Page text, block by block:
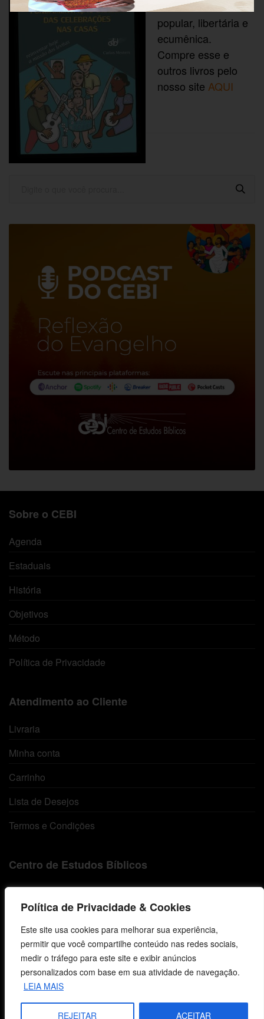
Política de Privacidade & Cookies
Este site usa cookies para melhorar sua experiência,
permitir que você compartilhe conteúdo nas redes sociais,
medir o tráfego para este site e exibir anúncios
personalizados com base em sua atividade de navegação.
LEIA MAIS
REJEITAR ACEITAR
Literatura
popular, libertária e
ecumênica.
Compre esse e
outros livros pelo
nosso siteAQUI
Sobre o CEBI
Agenda
Estaduais
História
Objetivos
Método
Política de Privacidade
Atendimento ao Cliente
Livraria
Minha conta
Carrinho
Lista de Desejos
Termos e Condições
Centro de Estudos Bíblicos
CNPJ: 29.832.607/0001-10
São Leopoldo, RS, Brasil
Fale Conosco
E-mails
vendas@cebi.org.br
comunicacao@cebi.org.br